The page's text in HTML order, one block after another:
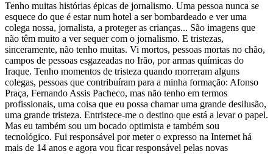
Tenho muitas histórias épicas de jornalismo. Uma pessoa nunca se
esquece do que é estar num hotel a ser bombardeado e ver uma
colega nossa, jornalista, a proteger as crianças... São imagens que
não têm muito a ver sequer com o jornalismo. E tristezas,
sinceramente, não tenho muitas. Vi mortos, pessoas mortas no chão,
campos de pessoas esgazeadas no Irão, por armas químicas do
Iraque. Tenho momentos de tristeza quando morreram alguns
colegas, pessoas que contribuíram para a minha formação: Afonso
Praça, Fernando Assis Pacheco, mas não tenho em termos
profissionais, uma coisa que eu possa chamar uma grande desilusão,
uma grande tristeza. Entristece-me o destino que está a levar o papel.
Mas eu também sou um bocado optimista e também sou
tecnológico. Fui responsável por meter o expresso na Internet há
mais de 14 anos e agora vou ficar responsável pelas novas